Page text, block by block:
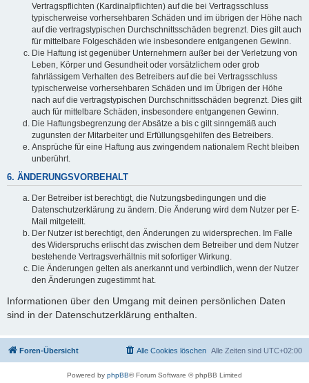
Vertragspflichten (Kardinalpflichten) auf die bei Vertragsschluss
typischerweise vorhersehbaren Schäden und im übrigen der Höhe nach
auf die vertragstypischen Durchschnittsschäden begrenzt. Dies gilt auch
für mittelbare Folgeschäden wie insbesondere entgangenen Gewinn.
Die Haftung ist gegenüber Unternehmern außer bei der Verletzung von
Leben, Körper und Gesundheit oder vorsätzlichem oder grob
fahrlässigem Verhalten des Betreibers auf die bei Vertragsschluss
typischerweise vorhersehbaren Schäden und im Übrigen der Höhe
nach auf die vertragstypischen Durchschnittsschäden begrenzt. Dies gilt
auch für mittelbare Schäden, insbesondere entgangenen Gewinn.
Die Haftungsbegrenzung der Absätze a bis c gilt sinngemäß auch
zugunsten der Mitarbeiter und Erfüllungsgehilfen des Betreibers.
Ansprüche für eine Haftung aus zwingendem nationalem Recht bleiben
unberührt.
6. ÄNDERUNGSVORBEHALT
Der Betreiber ist berechtigt, die Nutzungsbedingungen und die
Datenschutzerklärung zu ändern. Die Änderung wird dem Nutzer per E-
Mail mitgeteilt.
Der Nutzer ist berechtigt, den Änderungen zu widersprechen. Im Falle
des Widerspruchs erlischt das zwischen dem Betreiber und dem Nutzer
bestehende Vertragsverhältnis mit sofortiger Wirkung.
Die Änderungen gelten als anerkannt und verbindlich, wenn der Nutzer
den Änderungen zugestimmt hat.
Informationen über den Umgang mit deinen persönlichen Daten
sind in der Datenschutzerklärung enthalten.
Foren-Übersicht Alle Zeiten sind UTC+02:00
Alle Cookies löschen
Powered by phpBB® Forum Software © phpBB Limited